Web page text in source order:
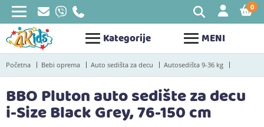
Kategorije MENI
0
Početna Bebi oprema Auto sedišta za decu Autosedišta 9-36 kg
BBO Pluton auto sedište za decu
i-Size Black Grey, 76-150 cm